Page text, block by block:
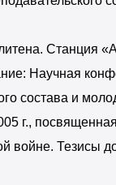
Станция
Научная
состава и
г.,
войне. Тезисы